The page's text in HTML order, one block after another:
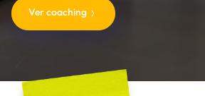
Ver coaching